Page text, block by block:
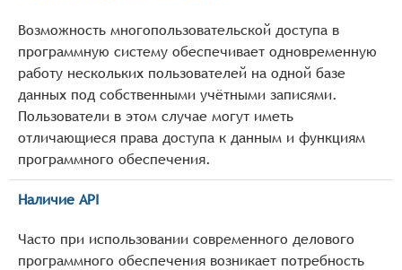
Возможность многопользовательской доступа в
программную систему обеспечивает одновременную
работу нескольких пользователей на одной базе
данных под собственными учётными записями.
Пользователи в этом случае могут иметь
отличающиеся права доступа к данным и функциям
программного обеспечения.
Наличие API
Часто при использовании современного делового
программного обеспечения возникает потребность